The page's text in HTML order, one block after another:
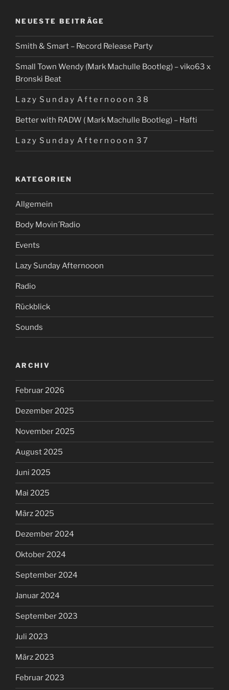
NEUESTE BEITRÄGE
Smith & Smart – Record Release Party
Small Town Wendy (Mark Machulle Bootleg) – viko63 x
Bronski Beat
L a z y S u n d a y A f t e r n o o o n 3 8
Better with RADW ( Mark Machulle Bootleg) – Hafti
L a z y S u n d a y A f t e r n o o o n 3 7
KATEGORIEN
Allgemein
Body Movin´Radio
Events
Lazy Sunday Afternooon
Radio
Rückblick
Sounds
ARCHIV
Februar 2026
Dezember 2025
November 2025
August 2025
Juni 2025
Mai 2025
März 2025
Dezember 2024
Oktober 2024
September 2024
Januar 2024
September 2023
Juli 2023
März 2023
Februar 2023